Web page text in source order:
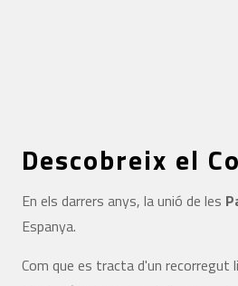
Descobreix el
En els darrers anys, la unió de les
Espanya.
Com que es tracta d'un recorregut